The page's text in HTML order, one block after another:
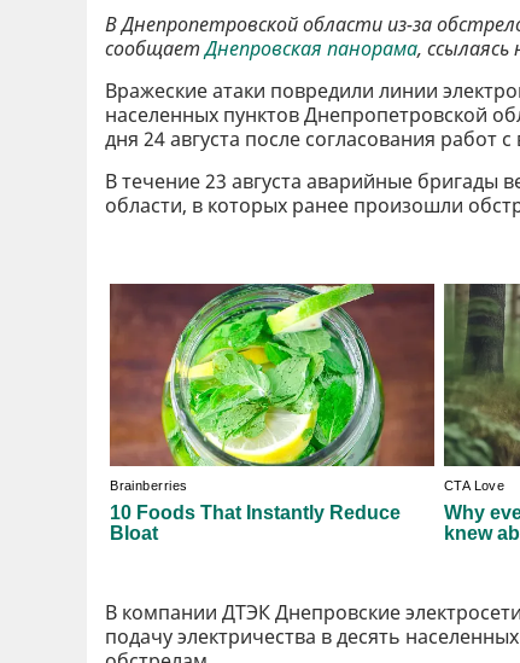
В Днепропетровской области из-за
сообщаетДнепровская панорама, ссылаясь
Вражеские атаки повредили линии
населенных пунктов Днепропетровской
дня 24 августа после согласования работ
В течение 23 августа аварийные бригады
области, в которых ранее произошли
В компании ДТЭК Днепровские
подачу электричества в десять